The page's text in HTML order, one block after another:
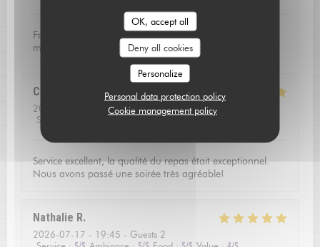
OK, accept all
Deny all cookies
Personalize
Personal data protection policy
Cookie management policy
Fantastic food and good service. Defininetly worth a
michelin star
Catherine
2026-07-16
- 20:00 - Guests 3
Service
Food Value
Service excellent, la qualité du repas était exceptionnel.
Nous avons passé une soirée très agréable!
Nathalie R
2026-07-17 - 19:45 - Guests 2